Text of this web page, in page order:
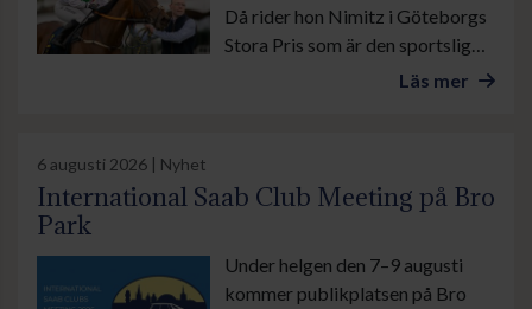
Då rider hon Nimitz i Göteborgs
Stora Pris som är den sportsliga
höjdpunkten under banans stora
Läs mer
6 augusti 2026 | Nyhet
International Saab Club Meeting på Bro
Park
Under helgen den 7–9 augusti
kommer publikplatsen på Bro